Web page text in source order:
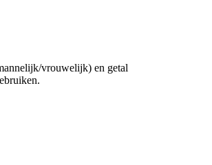
vrouwelijk) en getal